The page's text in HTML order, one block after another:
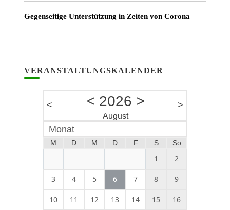
Gegenseitige Unterstützung in Zeiten von Corona
VERANSTALTUNGSKALENDER
< < 2026 >
August
>
Monat
M D M D F S So
1 2
3 4 5 6 7 8 9
10 11 12 13 14 15 16